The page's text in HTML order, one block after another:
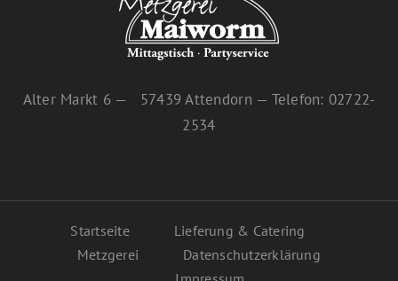
Alter Markt 6 — 57439 Attendorn — Telefon: 02722-
2534
Startseite
Lieferung & Catering
Metzgerei
Datenschutzerklärung